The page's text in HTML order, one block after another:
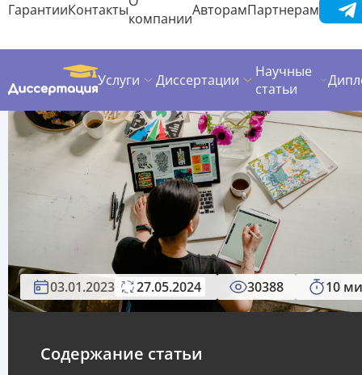
Поделиться:
Вопросы студентов
03.01.2023 27.05.2024 30388 10
Содержание статьи